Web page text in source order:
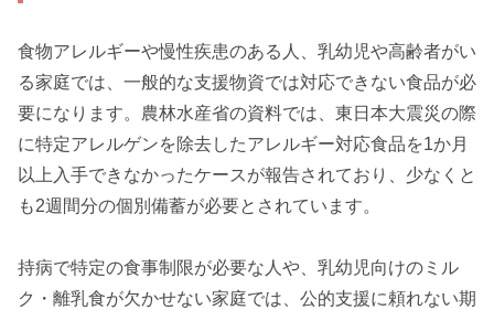
食物アレルギーや慢性疾患のある人、乳幼児や高齢者がい
る家庭では、一般的な支援物資では対応できない食品が必
要になります。農林水産省の資料では、東日本大震災の際
に特定アレルゲンを除去したアレルギー対応食品を1か月
以上入手できなかったケースが報告されており、少なくと
も2週間分の個別備蓄が必要とされています。
持病で特定の食事制限が必要な人や、乳幼児向けのミル
ク・離乳食が欠かせない家庭では、公的支援に頼れない期